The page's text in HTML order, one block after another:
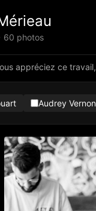
60 photos
appréciez ce travail,
Audrey Vernon